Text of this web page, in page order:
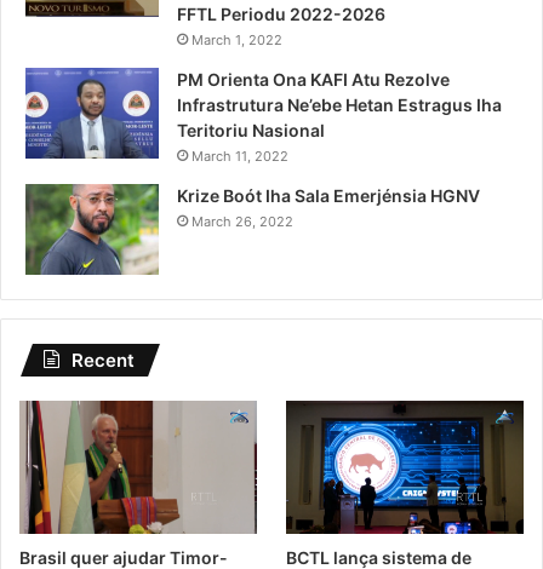
FFTL Periodu 2022-2026
March 1, 2022
PM Orienta Ona KAFI Atu Rezolve
Infrastrutura Ne’ebe Hetan Estragus Iha
Teritoriu Nasional
March 11, 2022
Krize Boót Iha Sala Emerjénsia HGNV
March 26, 2022
Recent
Brasil quer ajudar Timor-
BCTL lança sistema de